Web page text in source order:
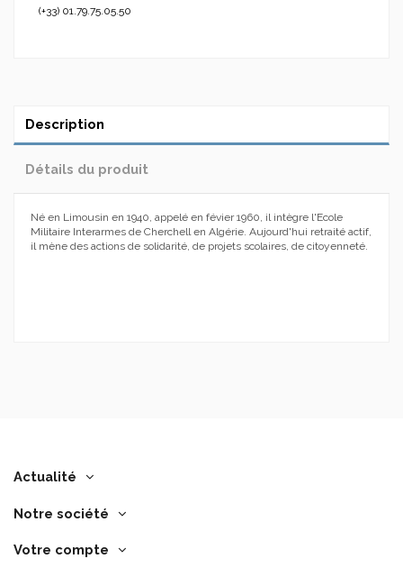
(+33) 01.79.75.05.50
Description
Détails du produit
Né en Limousin en 1940, appelé en févier 1960, il intègre l'Ecole
Militaire Interarmes de Cherchell en Algérie. Aujourd'hui retraité actif,
il mène des actions de solidarité, de projets scolaires, de citoyenneté.
Actualité
Notre société
Votre compte